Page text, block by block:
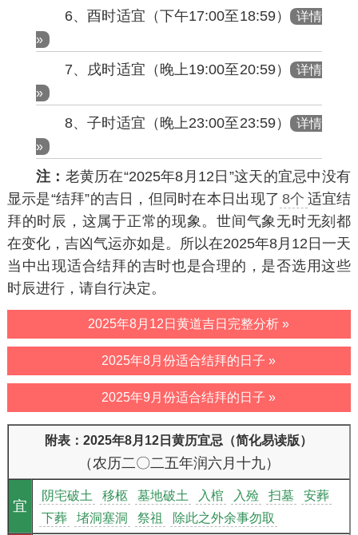
6、酉时适宜（下午17:00至18:59）
详情
»
7、戌时适宜（晚上19:00至20:59）
详情
»
8、子时适宜（晚上23:00至23:59）
详情
»
注： 老黄历在“2025年8月12日”这天的宜忌中没有
显示是“结拜”的吉日，但同时在本日出现了 8个 适宜结
拜的时辰，这属于正常的现象。世间气象无时无刻都
在变化，吉凶气运亦如是。所以在2025年8月12日一天
当中出现适合结拜的吉时也是合理的，是否选用这些
时辰进行，请自行决定。
2025年8月12日黄道吉日完整分析 »
2025年8月份适合结拜的日子 »
2025年9月份适合结拜的日子 »
附表：2025年8月12日黄历宜忌（简化易读版）
（农历二〇二五年润六月十九）
宜
阴宅破土 移柩 墓地破土 入棺 入殓 扫墓
安葬
下葬
堵洞塞洞 祭祖
除此之外余事勿取